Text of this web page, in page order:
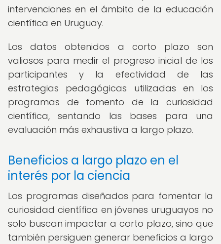
intervenciones en el ámbito de la educación
científica en Uruguay.
Los datos obtenidos a corto plazo son
valiosos para medir el progreso inicial de los
participantes y la efectividad de las
estrategias pedagógicas utilizadas en los
programas de fomento de la curiosidad
científica, sentando las bases para una
evaluación más exhaustiva a largo plazo.
Beneficios a largo plazo en el
interés por la ciencia
Los programas diseñados para fomentar la
curiosidad científica en jóvenes uruguayos no
solo buscan impactar a corto plazo, sino que
también persiguen generar beneficios a largo